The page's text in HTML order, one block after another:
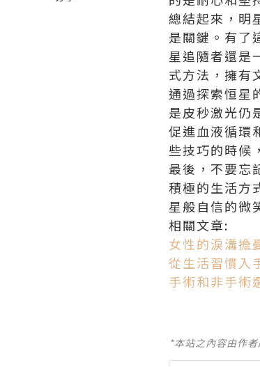
總結起來，明
是關鍵。有了
星追隨者還是
式方法，擁有
通過探索恒星
是皮秒激光仍
促進血液循環
些技巧的時候
最後，不要忘
積極的生活方
星般自信的微
相關文章:
女性的淚溝擔
從生活習慣入
手術和非手術
*本站之內容由作